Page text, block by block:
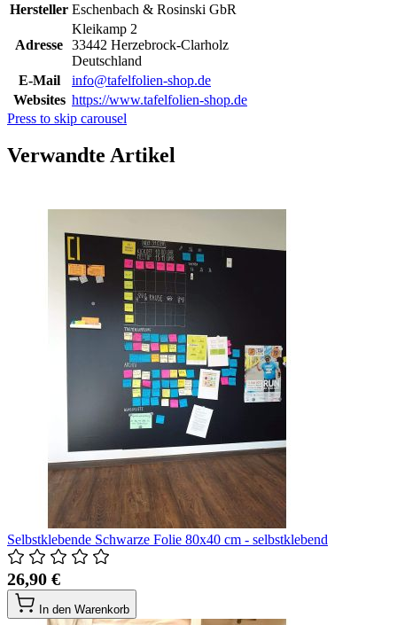
Hersteller Eschenbach & Rosinski GbR
Adresse
Kleikamp 2
33442 Herzebrock-Clarholz
Deutschland
E-Mail
info@tafelfolien-shop.de
Websites https://www.tafelfolien-shop.de
Press to skip carousel
Verwandte Artikel
Selbstklebende Schwarze Folie 80x40 cm - selbstklebend
26,90 €
In den Warenkorb